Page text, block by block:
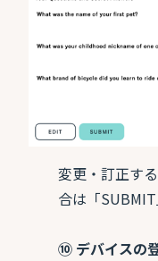
変更・訂正す
合は「
⑩ デバイスの